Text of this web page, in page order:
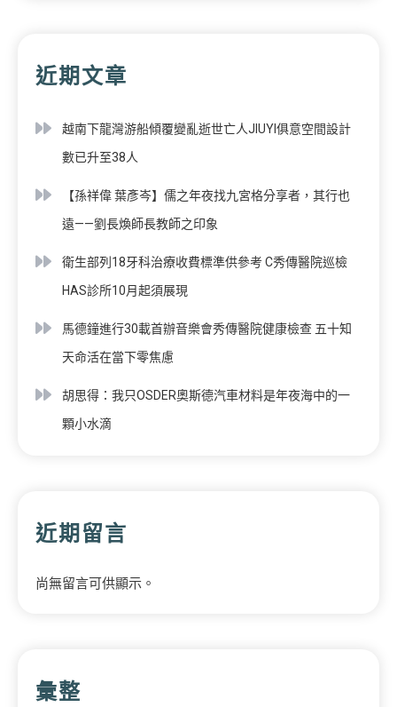
近期文章
越南下龍灣游船傾覆變亂逝世亡人JIUYI俱意空間設計
數已升至38人
【孫祥偉 葉彥岑】儒之年夜找九宮格分享者，其行也
遠——劉長煥師長教師之印象
衛生部列18牙科治療收費標準供參考 C秀傳醫院巡檢
HAS診所10月起須展現
馬德鐘進行30載首辦音樂會秀傳醫院健康檢查 五十知
天命活在當下零焦慮
胡思得：我只OSDER奧斯德汽車材料是年夜海中的一
顆小水滴
近期留言
尚無留言可供顯示。
彙整